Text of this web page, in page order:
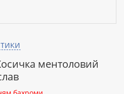
ментоловий